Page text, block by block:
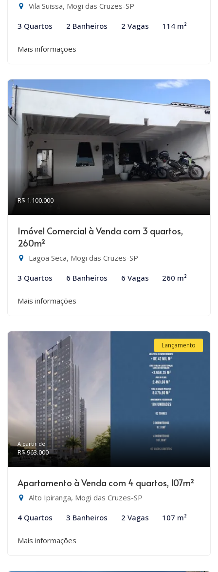
Vila Suissa, Mogi das Cruzes-SP
3 Quartos 2 Banheiros 2 Vagas 114 m²
Mais informações
R$ 1.100.000
Imóvel Comercial à Venda com 3 quartos,
260m²
Lagoa Seca, Mogi das Cruzes-SP
3 Quartos 6 Banheiros 6 Vagas 260 m²
Mais informações
Lançamento
A partir de:
R$ 963.000
Apartamento à Venda com 4 quartos, 107m²
Alto Ipiranga, Mogi das Cruzes-SP
4 Quartos 3 Banheiros 2 Vagas 107 m²
Mais informações